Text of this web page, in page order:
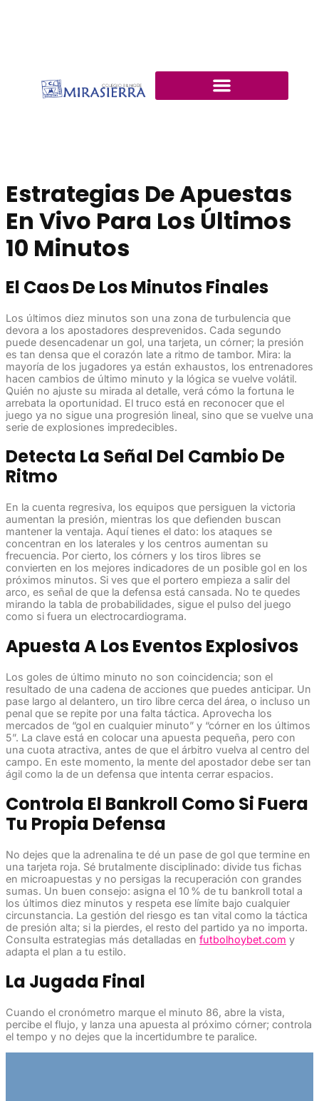
Estrategias De Apuestas
En Vivo Para Los Últimos
10 Minutos
El Caos De Los Minutos Finales
Los últimos diez minutos son una zona de turbulencia que
devora a los apostadores desprevenidos. Cada segundo
puede desencadenar un gol, una tarjeta, un córner; la presión
es tan densa que el corazón late a ritmo de tambor. Mira: la
mayoría de los jugadores ya están exhaustos, los entrenadores
hacen cambios de último minuto y la lógica se vuelve volátil.
Quién no ajuste su mirada al detalle, verá cómo la fortuna le
arrebata la oportunidad. El truco está en reconocer que el
juego ya no sigue una progresión lineal, sino que se vuelve una
serie de explosiones impredecibles.
Detecta La Señal Del Cambio De
Ritmo
En la cuenta regresiva, los equipos que persiguen la victoria
aumentan la presión, mientras los que defienden buscan
mantener la ventaja. Aquí tienes el dato: los ataques se
concentran en los laterales y los centros aumentan su
frecuencia. Por cierto, los córners y los tiros libres se
convierten en los mejores indicadores de un posible gol en los
próximos minutos. Si ves que el portero empieza a salir del
arco, es señal de que la defensa está cansada. No te quedes
mirando la tabla de probabilidades, sigue el pulso del juego
como si fuera un electrocardiograma.
Apuesta A Los Eventos Explosivos
Los goles de último minuto no son coincidencia; son el
resultado de una cadena de acciones que puedes anticipar. Un
pase largo al delantero, un tiro libre cerca del área, o incluso un
penal que se repite por una falta táctica. Aprovecha los
mercados de “gol en cualquier minuto” y “córner en los últimos
5”. La clave está en colocar una apuesta pequeña, pero con
una cuota atractiva, antes de que el árbitro vuelva al centro del
campo. En este momento, la mente del apostador debe ser tan
ágil como la de un defensa que intenta cerrar espacios.
Controla El Bankroll Como Si Fuera
Tu Propia Defensa
No dejes que la adrenalina te dé un pase de gol que termine en
una tarjeta roja. Sé brutalmente disciplinado: divide tus fichas
en microapuestas y no persigas la recuperación con grandes
sumas. Un buen consejo: asigna el 10 % de tu bankroll total a
los últimos diez minutos y respeta ese límite bajo cualquier
circunstancia. La gestión del riesgo es tan vital como la táctica
de presión alta; si la pierdes, el resto del partido ya no importa.
Consulta estrategias más detalladas en futbolhoybet.com y
adapta el plan a tu estilo.
La Jugada Final
Cuando el cronómetro marque el minuto 86, abre la vista,
percibe el flujo, y lanza una apuesta al próximo córner; controla
el tempo y no dejes que la incertidumbre te paralice.